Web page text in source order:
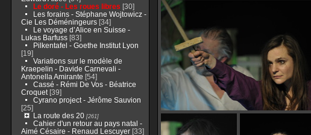
Le doré - Les roues libres [30]
Les forains - Stéphane Wojtowicz -
Cie Les Déméningeurs[34]
Le voyage d’Alice en Suisse -
Lukas Barfuss[83]
Pilkentafel - Goethe Institut Lyon
[19]
Variations sur le modèle de
Kraepelin - Davide Carnevali -
Antonella Amirante [54]
Cassé - Rémi De Vos - Béatrice
Croquet[39]
Cyrano project - Jérôme Sauvion
[25]
La route des 20[261]
Cahier d'un retour au pays natal -
Aimé Césaire - Renaud Lescuyer[33]